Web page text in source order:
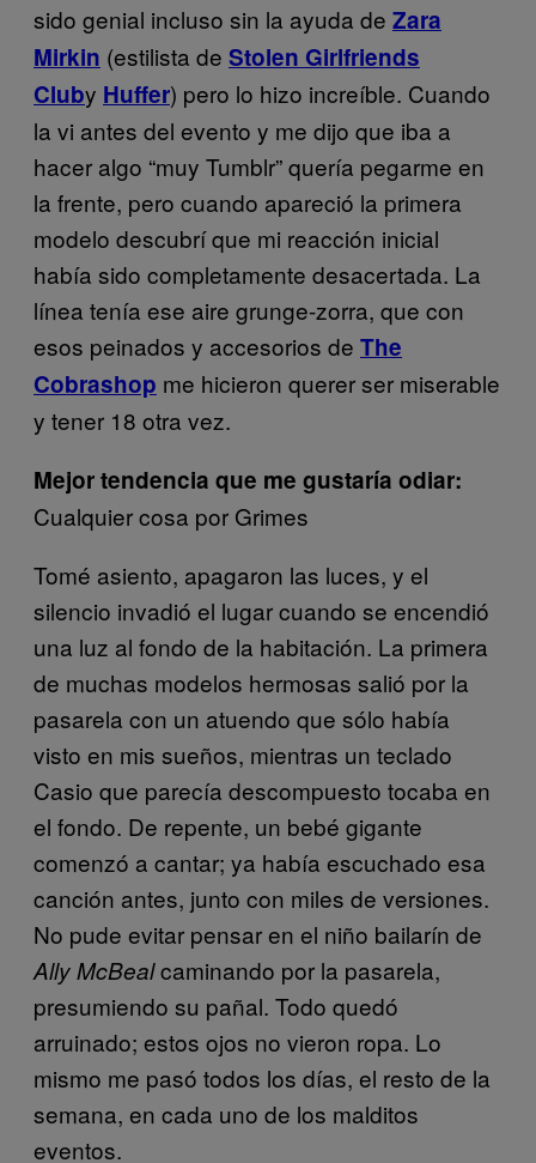
sido genial incluso sin la ayuda de Zara
Mirkin (estilista de Stolen Girlfriends
Cluby Huffer) pero lo hizo increíble. Cuando
la vi antes del evento y me dijo que iba a
hacer algo “muy Tumblr” quería pegarme en
la frente, pero cuando apareció la primera
modelo descubrí que mi reacción inicial
había sido completamente desacertada. La
línea tenía ese aire grunge-zorra, que con
esos peinados y accesorios de The
Cobrashop me hicieron querer ser miserable
y tener 18 otra vez.
Mejor tendencia que me gustaría odiar:
Cualquier cosa por Grimes
Tomé asiento, apagaron las luces, y el
silencio invadió el lugar cuando se encendió
una luz al fondo de la habitación. La primera
de muchas modelos hermosas salió por la
pasarela con un atuendo que sólo había
visto en mis sueños, mientras un teclado
Casio que parecía descompuesto tocaba en
el fondo. De repente, un bebé gigante
comenzó a cantar; ya había escuchado esa
canción antes, junto con miles de versiones.
No pude evitar pensar en el niño bailarín de
Ally McBealcaminando por la pasarela,
presumiendo su pañal. Todo quedó
arruinado; estos ojos no vieron ropa. Lo
mismo me pasó todos los días, el resto de la
semana, en cada uno de los malditos
eventos.